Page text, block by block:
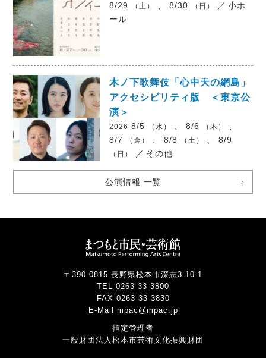
8/29
（土） 、 8/30 （日） ／ 小ホ
ール
木ノ下歌舞伎「心中天の網島」
アクセシビリティ版 ＜東京公
演＞
2026 8/5 （水） 、 8/6 （木）
8/7
（金） 、 8/8 （土） 、 8/9
（日） ／ その他
公演情報 一覧
〒390-0815 長野県松本市深志3-10-1
TEL 0263-33-3800
FAX 0263-33-3830
E-Mail mpac@mpac.jp
指定管理者
一般財団法人松本市芸術文化振興財団